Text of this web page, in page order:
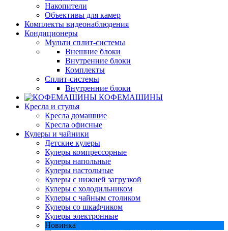
Накопители
Объективы для камер
Комплекты видеонаблюдения
Кондиционеры
Мульти сплит-системы
Внешние блоки
Внутренние блоки
Комплекты
Сплит-системы
Внутренние блоки
КОФЕМАШИНЫ
Кресла и стулья
Кресла домашние
Кресла офисные
Кулеры и чайники
Детские кулеры
Кулеры компрессорные
Кулеры напольные
Кулеры настольные
Кулеры с нижней загрузкой
Кулеры с холодильником
Кулеры с чайным столиком
Кулеры со шкафчиком
Кулеры электронные
Новинка